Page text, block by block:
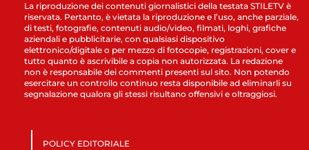
La riproduzione dei contenuti giornalistici della testata STILETV è
riservata. Pertanto, è vietata la riproduzione e l’uso, anche parziale,
di testi, fotografie, contenuti audio/video, filmati, loghi, grafiche
aziendali e pubblicitarie, con qualsiasi dispositivo
elettronico/digitale o per mezzo di fotocopie, registrazioni, cover e
tutto quanto è ascrivibile a copia non autorizzata. La redazione
non è responsabile dei commenti presenti sul sito. Non potendo
esercitare un controllo continuo resta disponibile ad eliminarli su
segnalazione qualora gli stessi risultano offensivi e oltraggiosi.
POLICY EDITORIALE